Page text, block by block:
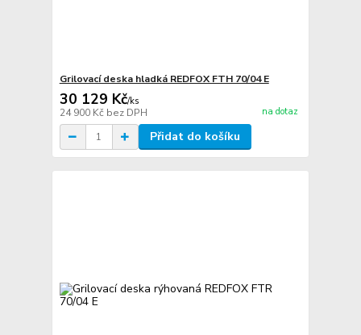
Grilovací deska hladká REDFOX FTH 70/04 E
30 129 Kč/ks
24 900 Kč bez DPH na dotaz
Přidat do košíku